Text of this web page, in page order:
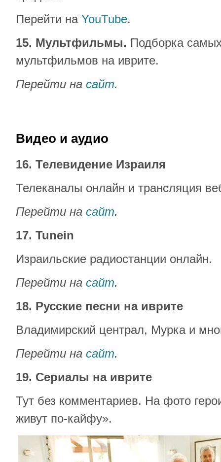
Перейти на YouTube.
15. Мультфильмы. Подборка
мультфильмов на иврите.
Перейти на сайт.
Видео и аудио
16. Телевидение Израиля
Телеканалы онлайн и трансляция
Перейти на сайт.
17. Tunein
Израильские радиостанции онлайн.
Перейти на сайт.
18. Русские песни на иврите
Владимирский централ, Мурка и
Перейти на сайт.
19. Сериалы на иврите
Тут без комментариев. На фото
живут по-кайфу».